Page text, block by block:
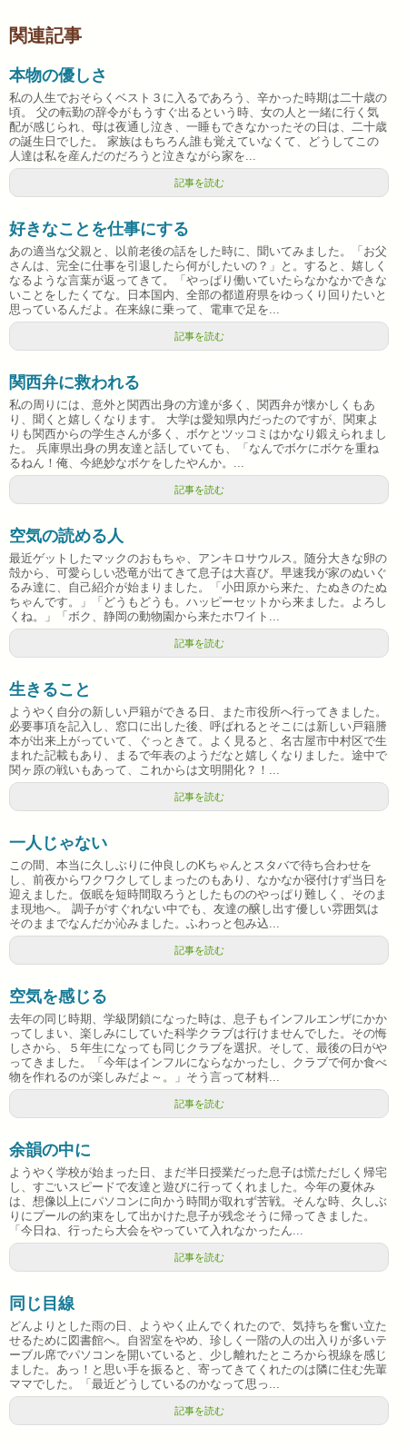
関連記事
本物の優しさ
私の人生でおそらくベスト３に入るであろう、辛かった時期は二十歳の
頃。 父の転勤の辞令がもうすぐ出るという時、女の人と一緒に行く気
配が感じられ、母は夜通し泣き、一睡もできなかったその日は、二十歳
の誕生日でした。 家族はもちろん誰も覚えていなくて、どうしてこの
人達は私を産んだのだろうと泣きながら家を...
記事を読む
好きなことを仕事にする
あの適当な父親と、以前老後の話をした時に、聞いてみました。「お父
さんは、完全に仕事を引退したら何がしたいの？」と。すると、嬉しく
なるような言葉が返ってきて。「やっぱり働いていたらなかなかできな
いことをしたくてな。日本国内、全部の都道府県をゆっくり回りたいと
思っているんだよ。在来線に乗って、電車で足を...
記事を読む
関西弁に救われる
私の周りには、意外と関西出身の方達が多く、関西弁が懐かしくもあ
り、聞くと嬉しくなります。 大学は愛知県内だったのですが、関東よ
りも関西からの学生さんが多く、ボケとツッコミはかなり鍛えられまし
た。 兵庫県出身の男友達と話していても、「なんでボケにボケを重ね
るねん！俺、今絶妙なボケをしたやんか。...
記事を読む
空気の読める人
最近ゲットしたマックのおもちゃ、アンキロサウルス。随分大きな卵の
殻から、可愛らしい恐竜が出てきて息子は大喜び。早速我が家のぬいぐ
るみ達に、自己紹介が始まりました。「小田原から来た、たぬきのたぬ
ちゃんです。」「どうもどうも。ハッピーセットから来ました。よろし
くね。」「ボク、静岡の動物園から来たホワイト...
記事を読む
生きること
ようやく自分の新しい戸籍ができる日、また市役所へ行ってきました。
必要事項を記入し、窓口に出した後、呼ばれるとそこには新しい戸籍謄
本が出来上がっていて、ぐっときて。よく見ると、名古屋市中村区で生
まれた記載もあり、まるで年表のようだなと嬉しくなりました。途中で
関ヶ原の戦いもあって、これからは文明開化？！...
記事を読む
一人じゃない
この間、本当に久しぶりに仲良しのKちゃんとスタバで待ち合わせを
し、前夜からワクワクしてしまったのもあり、なかなか寝付けず当日を
迎えました。仮眠を短時間取ろうとしたもののやっぱり難しく、そのま
ま現地へ。 調子がすぐれない中でも、友達の醸し出す優しい雰囲気は
そのままでなんだか沁みました。ふわっと包み込...
記事を読む
空気を感じる
去年の同じ時期、学級閉鎖になった時は、息子もインフルエンザにかか
ってしまい、楽しみにしていた科学クラブは行けませんでした。その悔
しさから、５年生になっても同じクラブを選択。そして、最後の日がや
ってきました。「今年はインフルにならなかったし、クラブで何か食べ
物を作れるのが楽しみだよ～。」そう言って材料...
記事を読む
余韻の中に
ようやく学校が始まった日、まだ半日授業だった息子は慌ただしく帰宅
し、すごいスピードで友達と遊びに行ってくれました。今年の夏休み
は、想像以上にパソコンに向かう時間が取れず苦戦。そんな時、久しぶ
りにプールの約束をして出かけた息子が残念そうに帰ってきました。
「今日ね、行ったら大会をやっていて入れなかったん...
記事を読む
同じ目線
どんよりとした雨の日、ようやく止んでくれたので、気持ちを奮い立た
せるために図書館へ。自習室をやめ、珍しく一階の人の出入りが多いテ
ーブル席でパソコンを開いていると、少し離れたところから視線を感じ
ました。あっ！と思い手を振ると、寄ってきてくれたのは隣に住む先輩
ママでした。「最近どうしているのかなって思っ...
記事を読む